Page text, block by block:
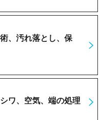
、汚れ落とし、保
ワ、空気、端の処理